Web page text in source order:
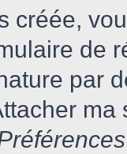
créée,
de
par